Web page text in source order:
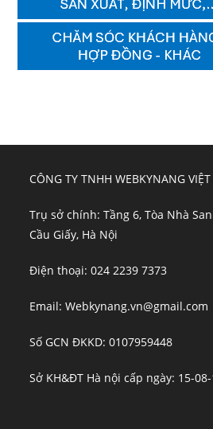
CÔNG TY TNHH WEBKYNANG
Trụ sở chính: Tầng 6, Tòa Nhà
Cầu Giấy, Hà Nội
Điện thoại: 024 2239 7373
Email: Webkynang.vn@gmail.com
Số GCN ĐKKD: 0107959448
Sở KH&ĐT Hà nội cấp ngày: 15-